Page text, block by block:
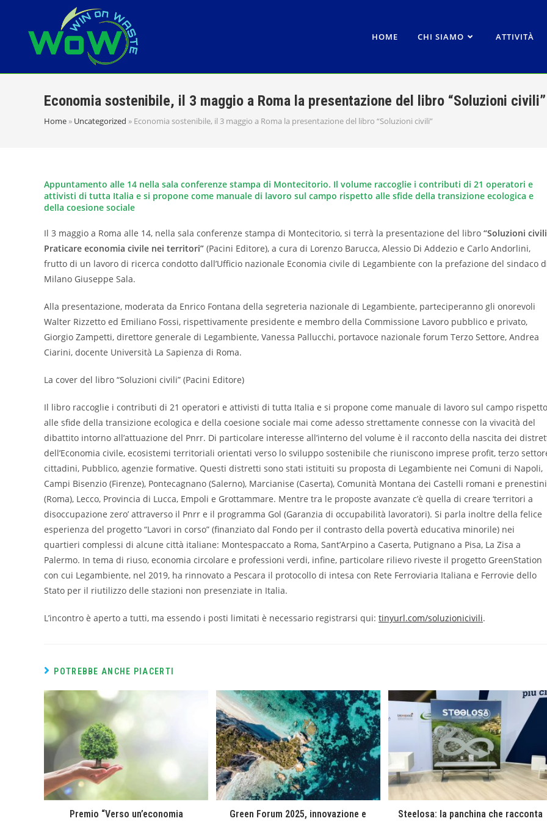
contenuto
HOME CHI SIAMO ATTIVITÀ
Economia sostenibile, il 3 maggio a Roma la presentazione del libro “Soluzioni civili”
Home » Uncategorized » Economia sostenibile, il 3 maggio a Roma la presentazione del libro “Soluzioni civili”
Appuntamento alle 14 nella sala conferenze stampa di Montecitorio. Il volume raccoglie i contributi di 21 operatori e
attivisti di tutta Italia e si propone come manuale di lavoro sul campo rispetto alle sfide della transizione ecologica e
della coesione sociale
Il 3 maggio a Roma alle 14, nella sala conferenze stampa di Montecitorio, si terrà la presentazione del libro “Soluzioni
Praticare economia civile nei territori” (Pacini Editore), a cura di Lorenzo Barucca, Alessio Di Addezio e Carlo Andorlini,
frutto di un lavoro di ricerca condotto dall’Ufficio nazionale Economia civile di Legambiente con la prefazione del sindaco
Milano Giuseppe Sala.
Alla presentazione, moderata da Enrico Fontana della segreteria nazionale di Legambiente, parteciperanno gli onorevoli
Walter Rizzetto ed Emiliano Fossi, rispettivamente presidente e membro della Commissione Lavoro pubblico e privato,
Giorgio Zampetti, direttore generale di Legambiente, Vanessa Pallucchi, portavoce nazionale forum Terzo Settore, Andrea
Ciarini, docente Università La Sapienza di Roma.
La cover del libro “Soluzioni civili” (Pacini Editore)
Il libro raccoglie i contributi di 21 operatori e attivisti di tutta Italia e si propone come manuale di lavoro sul campo rispetto
alle sfide della transizione ecologica e della coesione sociale mai come adesso strettamente connesse con la vivacità del
dibattito intorno all’attuazione del Pnrr. Di particolare interesse all’interno del volume è il racconto della nascita dei
dell’Economia civile, ecosistemi territoriali orientati verso lo sviluppo sostenibile che riuniscono imprese profit, terzo
cittadini, Pubblico, agenzie formative. Questi distretti sono stati istituiti su proposta di Legambiente nei Comuni di Napoli,
Campi Bisenzio (Firenze), Pontecagnano (Salerno), Marcianise (Caserta), Comunità Montana dei Castelli romani e prenestini
(Roma), Lecco, Provincia di Lucca, Empoli e Grottammare. Mentre tra le proposte avanzate c’è quella di creare ‘territori a
disoccupazione zero’ attraverso il Pnrr e il programma Gol (Garanzia di occupabilità lavoratori). Si parla inoltre della felice
esperienza del progetto “Lavori in corso” (finanziato dal Fondo per il contrasto della povertà educativa minorile) nei
quartieri complessi di alcune città italiane: Montespaccato a Roma, Sant’Arpino a Caserta, Putignano a Pisa, La Zisa a
Palermo. In tema di riuso, economia circolare e professioni verdi, infine, particolare rilievo riveste il progetto GreenStation
con cui Legambiente, nel 2019, ha rinnovato a Pescara il protocollo di intesa con Rete Ferroviaria Italiana e Ferrovie dello
Stato per il riutilizzo delle stazioni non presenziate in Italia.
L’incontro è aperto a tutti, ma essendo i posti limitati è necessario registrarsi qui: tinyurl.com/soluzionicivili.
POTREBBE ANCHE PIACERTI
Premio “Verso un’economia Green Forum 2025, innovazione e Steelosa: la panchina che racconta